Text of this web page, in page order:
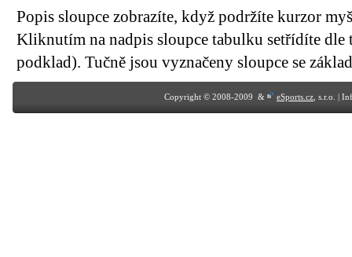
Popis sloupce zobrazíte, když podržíte kurzor
Kliknutím na nadpis sloupce tabulku setřídíte dle
podklad). Tučně jsou vyznačeny sloupce se
Copyright © 2008-2009 & eSports.cz , s.r.o. |